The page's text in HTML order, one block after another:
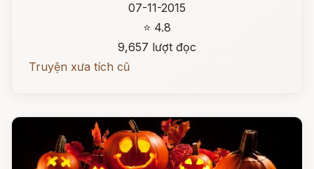
07-11-2015
⭐ 4.8
9,657 lượt đọc
Truyện xưa tích cũ